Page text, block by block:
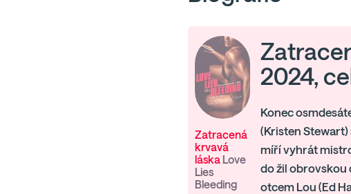
Zatracená
krvavá
láska Love
Lies
Bleeding
2024,
Konec
(Kristen Stewart)
míří vyhrát
do žil obrovskou
otcem Lou (Ed